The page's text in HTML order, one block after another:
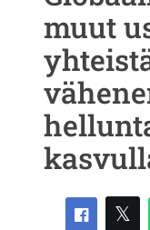
muut